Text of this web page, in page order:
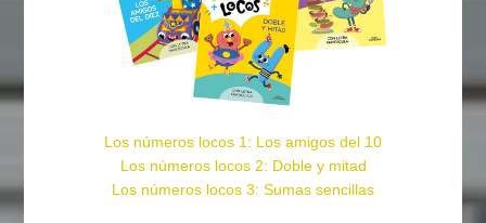
Los números locos 1: Los amigos del 10
Los números locos 2: Doble y mitad
Los números locos 3: Sumas sencillas